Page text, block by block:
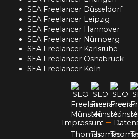
SEA Freelancer Düsseldorf
SEA Freelancer Leipzig
SEA Freelancer Hannover
SEA Freelancer Nürnberg
SEA Freelancer Karlsruhe
SEA Freelancer Osnabrück
SEA Freelancer Köln
Impressum –